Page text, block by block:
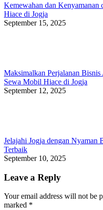
Kemewahan dan Kenyamanan
Hiace di Jogja
September 15, 2025
Maksimalkan Perjalanan Bisnis
Sewa Mobil Hiace di Jogja
September 12, 2025
Jelajahi Jogja dengan Nyaman
Terbaik
September 10, 2025
Leave a Reply
Your email address will not be
marked *